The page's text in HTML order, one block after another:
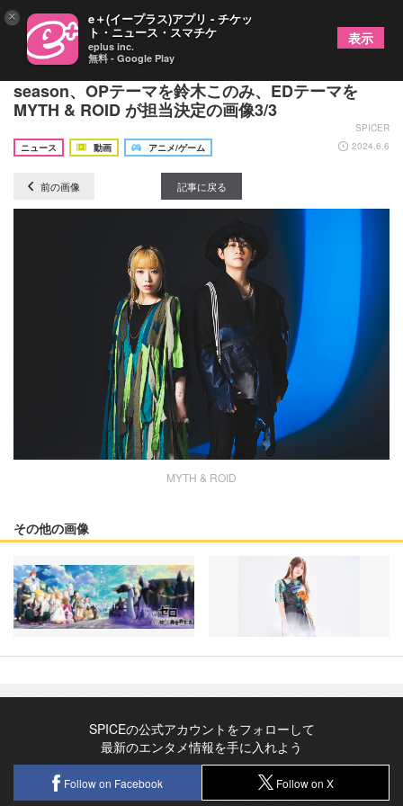
TVアニメ『Re:ゼロから始める異世界生活』3rd
season、OPテーマを鈴木このみ、EDテーマを
MYTH & ROID が担当決定の画像3/3
SPICER
ニュース
動画 アニメ/ゲーム 2024.6.6
前の画像 記事に戻る
MYTH & ROID
その他の画像
SPICEの公式アカウントをフォローして
最新のエンタメ情報を手に入れよう
Follow on Facebook Follow on X
× e＋(イープラス)アプリ - チケッ
ト・ニュース・スマチケ
eplus inc.
無料 - Google Play
表示